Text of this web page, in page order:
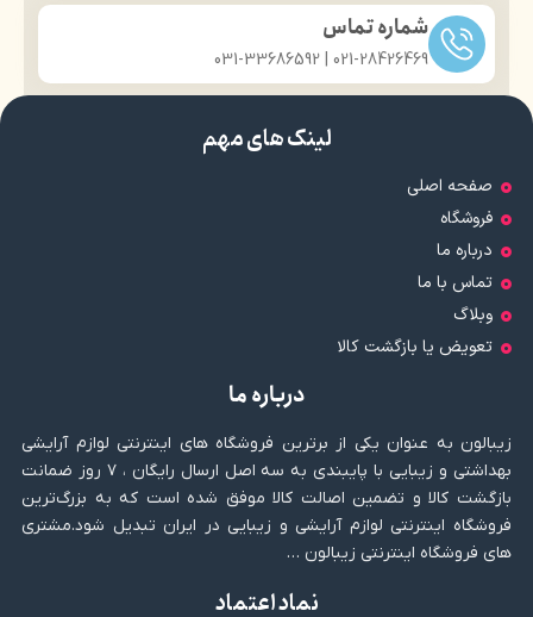
شماره تماس
021-28426469 | 031-33686592
لینک های مهم
صفحه اصلی
فروشگاه
درباره ما
تماس با ما
وبلاگ
تعویض یا بازگشت کالا
درباره ما
زیبالون به عنوان یکی از برترین فروشگاه های اینترنتی لوازم آرایشی
بهداشتی و زیبایی با پایبندی به سه اصل ارسال رایگان ، ۷ روز ضمانت
بازگشت کالا و تضمین اصالت کالا موفق شده است که به بزرگ‌ترین
فروشگاه اینترنتی لوازم آرایشی و زیبایی در ایران تبدیل شود.مشتری
های فروشگاه اینترنتی زیبالون …
نماد اعتماد